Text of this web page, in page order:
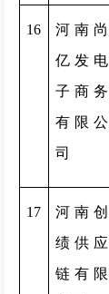
16
河南尚
亿发电
子商务
有限公
司
17
河南创
绩供应
链有限